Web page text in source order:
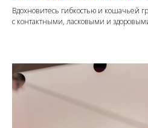
Вдохновитесь гибкостью и кошачьей
с контактными, ласковыми и